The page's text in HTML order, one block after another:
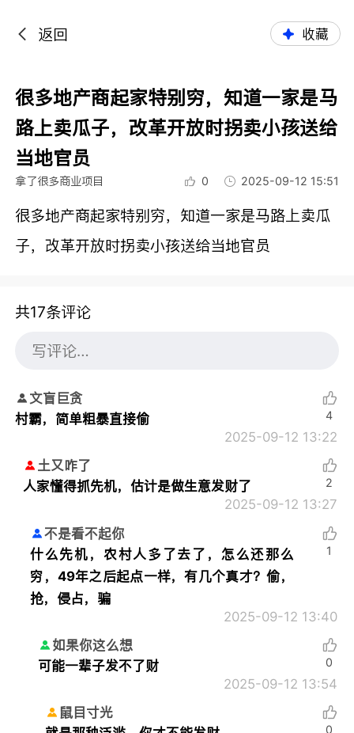
返回 收藏
很多地产商起家特别穷，知道一家是马
路上卖瓜子，改革开放时拐卖小孩送给
当地官员
拿了很多商业项目 0 2025-09-12 15:51
很多地产商起家特别穷，知道一家是马路上卖瓜
子，改革开放时拐卖小孩送给当地官员
共17条评论
文盲巨贪
村霸，简单粗暴直接偷
2025-09-12 13:22
4
土又咋了
人家懂得抓先机，估计是做生意发财了
2025-09-12 13:27
2
不是看不起你
什么先机，农村人多了去了，怎么还那么
穷，49年之后起点一样，有几个真才？偷，
抢，侵占，骗
2025-09-12 13:40
1
如果你这么想
可能一辈子发不了财
2025-09-12 13:54
0
鼠目寸光
0